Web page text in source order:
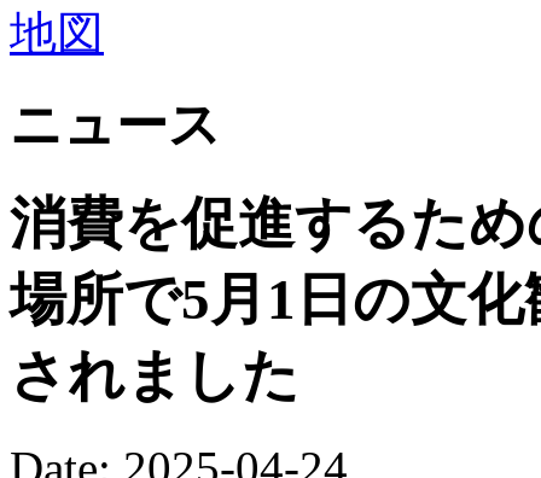
ニュース
消費を促進するた
場所で5月1日の文
されました
Date: 2025-04-24